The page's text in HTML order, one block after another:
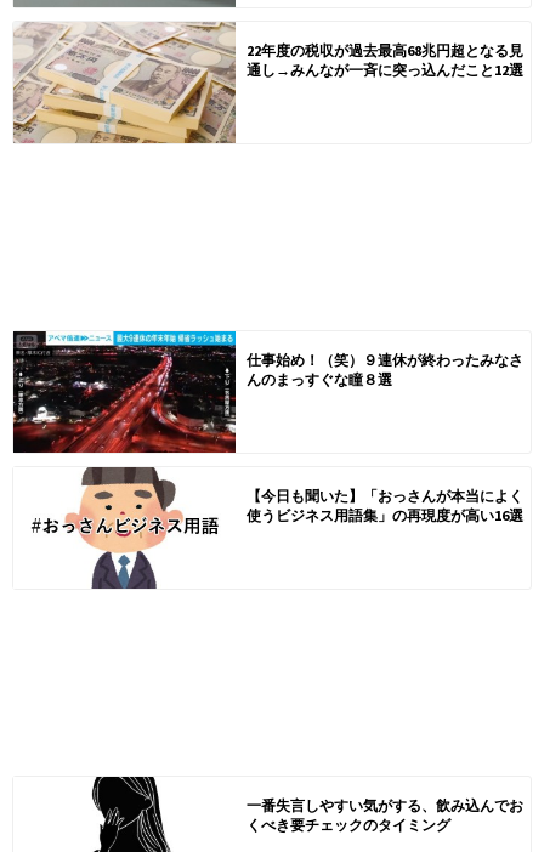
22年度の税収が過去最高68兆円超となる見
通し→みんなが一斉に突っ込んだこと12選
仕事始め！（笑）９連休が終わったみなさ
んのまっすぐな瞳８選
【今日も聞いた】「おっさんが本当によく
使うビジネス用語集」の再現度が高い16選
一番失言しやすい気がする、飲み込んでお
くべき要チェックのタイミング